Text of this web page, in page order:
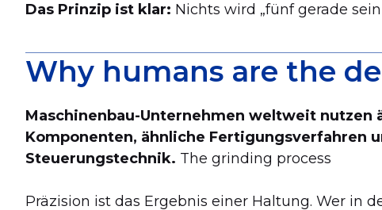
Das Prinzip ist klar: Nichts wird „fünf gerade
Why humans are the
Maschinenbau-Unternehmen weltweit nutzen
Komponenten, ähnliche Fertigungsverfahren
Steuerungstechnik. The grinding process
Präzision ist das Ergebnis einer Haltung. Wer in